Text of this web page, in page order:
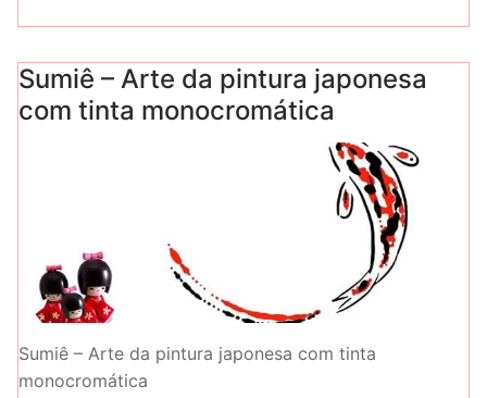
Sumiê – Arte da pintura japonesa
com tinta monocromática
Sumiê – Arte da pintura japonesa com tinta
monocromática